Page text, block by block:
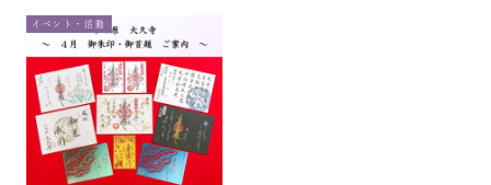
イベント・活動